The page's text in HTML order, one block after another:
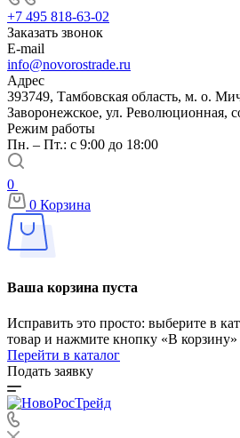
+7 495 818-63-02
Заказать звонок
E-mail
info@novorostrade.ru
Адрес
393749, Тамбовская область, м. о.
Заворонежское, ул. Революционная,
Режим работы
Пн. – Пт.: с 9:00 до 18:00
0
0 Корзина
Ваша корзина пуста
Исправить это просто: выберите в
товар и нажмите кнопку «В корзину»
Перейти в каталог
Подать заявку